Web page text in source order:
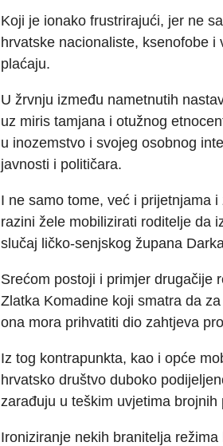
Koji je ionako frustrirajući, jer ne
hrvatske nacionaliste, ksenofobe
plaćaju.
U žrvnju između nametnutih
uz miris tamjana i otužnog
u inozemstvo i svojeg osobnog
javnosti i političara.
I ne samo tome, već i prijetnjama
razini žele mobilizirati roditelje da
slučaj ličko-senjskog župana
Srećom postoji i primjer drugačije
Zlatka Komadine koji smatra da
ona mora prihvatiti dio zahtjeva
Iz tog kontrapunkta, kao i opće
hrvatsko društvo duboko
zarađuju u teškim uvjetima
Ironiziranje nekih branitelja